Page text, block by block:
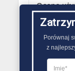
Ocena
oceny)
Przeczytaj
Porównaj
z